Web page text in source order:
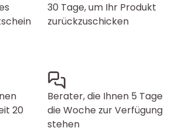
30 Tage, um Ihr Produkt
zurückzuschicken
20
Berater, die Ihnen 5 Tage
die Woche zur Verfügung
stehen